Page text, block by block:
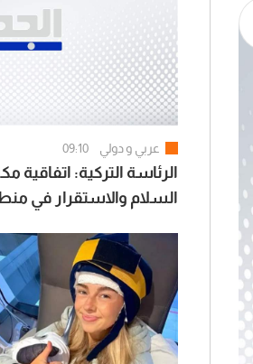
عربي و دولي 09:10
الرئاسة التركية:
السلام والاستقرار في